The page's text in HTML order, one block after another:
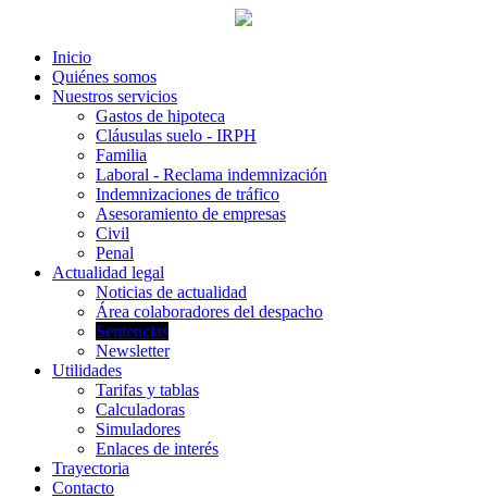
Inicio
Quiénes somos
Nuestros servicios
Gastos de hipoteca
Cláusulas suelo - IRPH
Familia
Laboral - Reclama indemnización
Indemnizaciones de tráfico
Asesoramiento de empresas
Civil
Penal
Actualidad legal
Noticias de actualidad
Área colaboradores del despacho
Sentencias
Newsletter
Utilidades
Tarifas y tablas
Calculadoras
Simuladores
Enlaces de interés
Trayectoria
Contacto